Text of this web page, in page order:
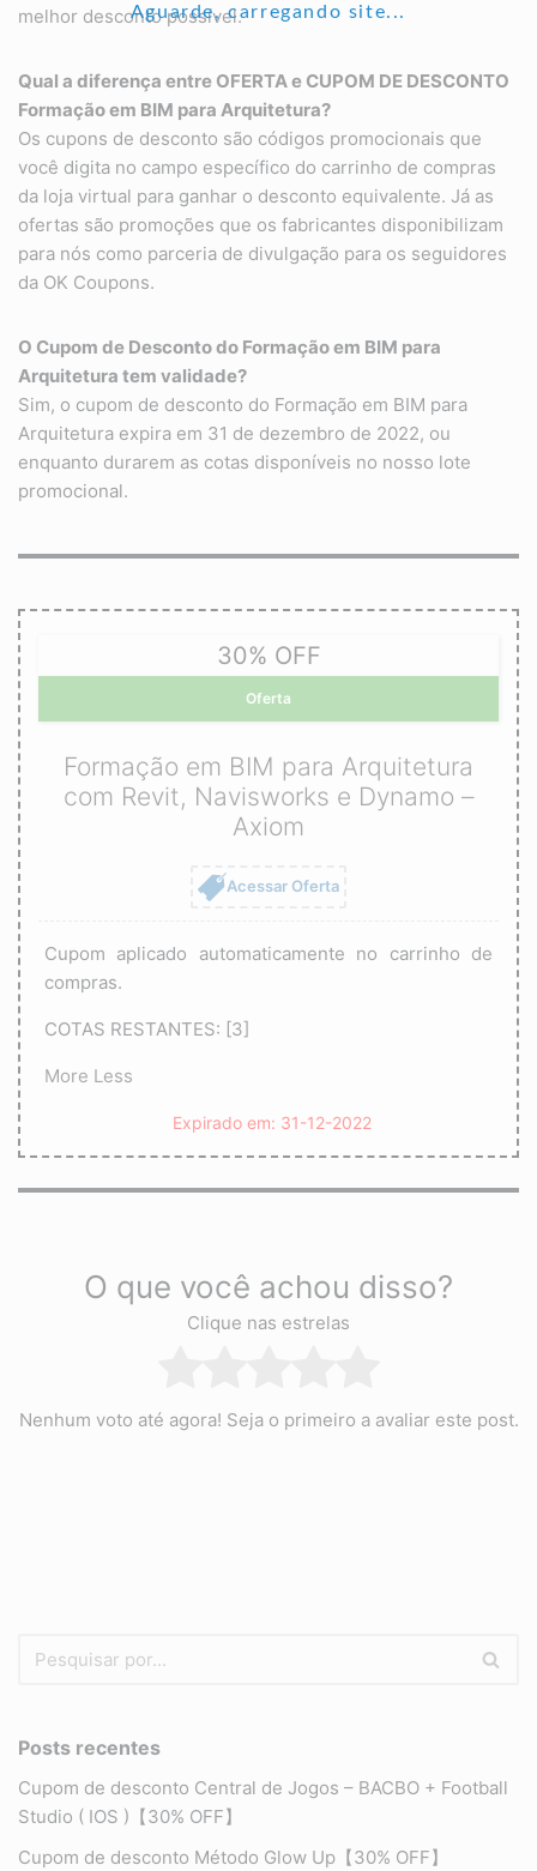
Aguarde, carregando site...
melhor desconto possível.
Qual a diferença entre OFERTA e CUPOM DE DESCONTO
Formação em BIM para Arquitetura?
Os cupons de desconto são códigos promocionais que
você digita no campo específico do carrinho de compras
da loja virtual para ganhar o desconto equivalente. Já as
ofertas são promoções que os fabricantes disponibilizam
para nós como parceria de divulgação para os seguidores
da OK Coupons.
O Cupom de Desconto do Formação em BIM para
Arquitetura tem validade?
Sim, o cupom de desconto do Formação em BIM para
Arquitetura expira em 31 de dezembro de 2022, ou
enquanto durarem as cotas disponíveis no nosso lote
promocional.
30% OFF
Oferta
Formação em BIM para Arquitetura
com Revit, Navisworks e Dynamo –
Axiom
Acessar Oferta
Cupom aplicado automaticamente no carrinho de
compras.
COTAS RESTANTES: [3]
More Less
Expirado em: 31-12-2022
O que você achou disso?
Clique nas estrelas
Nenhum voto até agora! Seja o primeiro a avaliar este post.
Posts recentes
Cupom de desconto Central de Jogos – BACBO + Football
Studio ( IOS )【30% OFF】
Cupom de desconto Método Glow Up【30% OFF】